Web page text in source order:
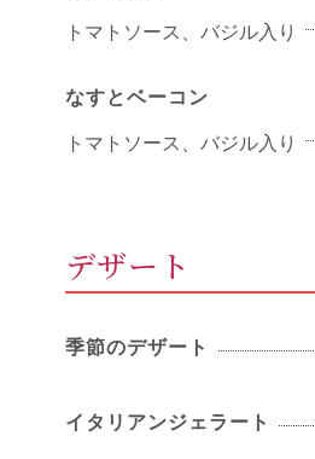
トマトソース、バジル入り
なすとベーコン
トマトソース、バジル入り
デザート
季節のデザート
イタリアンジェラート